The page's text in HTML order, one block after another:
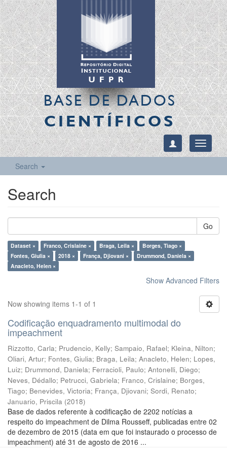
BASE DE DADOS
CIENTÍFICOS
Toggle
Search
Search
Go
Dataset × Franco, Crislaine × Braga, Leila ×
Borges, Tiago ×
Fontes, Giulia ×
2018 × França, Djiovani ×
Drummond, Daniela ×
Anacleto, Helen ×
Show Advanced Filters
Now showing items 1-1 of 1
Codificação enquadramento multimodal do
impeachment
Rizzotto, Carla; Prudencio, Kelly; Sampaio, Rafael; Kleina, Nilton;
Oliari, Artur; Fontes, Giulia; Braga, Leila; Anacleto, Helen; Lopes,
Luiz; Drummond, Daniela; Ferracioli, Paulo; Antonelli, Diego;
Neves, Dédallo; Petrucci, Gabriela; Franco, Crislaine; Borges,
Tiago; Benevides, Victoria; França, Djiovani; Sordi, Renato;
Januario, Priscila (2018)
Base de dados referente à codificação de 2202 notícias a
respeito do impeachment de Dilma Rousseff, publicadas entre 02
de dezembro de 2015 (data em que foi instaurado o processo de
impeachment) até 31 de agosto de 2016 ...